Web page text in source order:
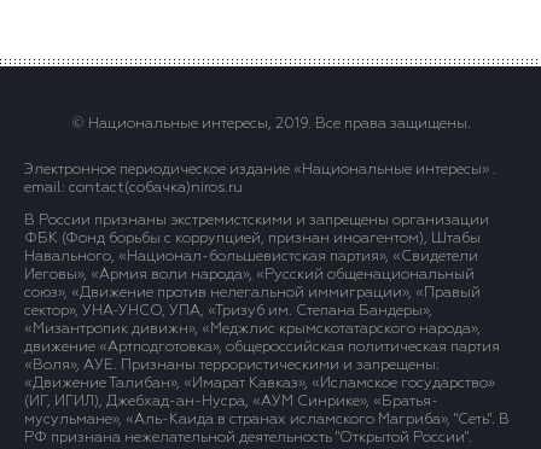
© Национальные интересы, 2019. Все права защищены.
Электронное периодическое издание «Национальные интересы» .
email: contact(сoбaчка)niros.ru
В России признаны экстремистскими и запрещены организации
ФБК (Фонд борьбы с коррупцией, признан иноагентом), Штабы
Навального, «Национал-большевистская партия», «Свидетели
Иеговы», «Армия воли народа», «Русский общенациональный
союз», «Движение против нелегальной иммиграции», «Правый
сектор», УНА-УНСО, УПА, «Тризуб им. Степана Бандеры»,
«Мизантропик дивижн», «Меджлис крымскотатарского народа»,
движение «Артподготовка», общероссийская политическая партия
«Воля», АУЕ. Признаны террористическими и запрещены:
«Движение Талибан», «Имарат Кавказ», «Исламское государство»
(ИГ, ИГИЛ), Джебхад-ан-Нусра, «АУМ Синрике», «Братья-
мусульмане», «Аль-Каида в странах исламского Магриба», "Сеть". В
РФ признана нежелательной деятельность "Открытой России".